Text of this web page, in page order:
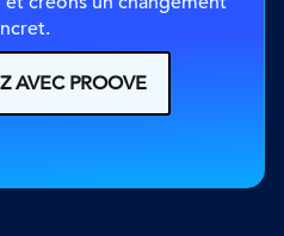
AVEC PROOVE